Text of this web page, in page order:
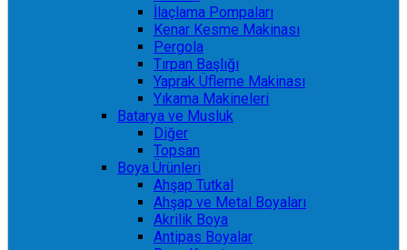
İlaçlama Pompaları
Kenar Kesme Makinası
Pergola
Tırpan Başlığı
Yaprak Üfleme Makinası
Yıkama Makineleri
Batarya ve Musluk
Diğer
Topsan
Boya Ürünleri
Ahşap Tutkal
Ahşap ve Metal Boyaları
Akrilik Boya
Antipas Boyalar